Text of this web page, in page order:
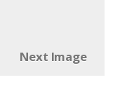
Next Image